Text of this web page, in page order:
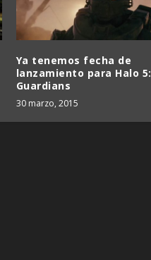
Ya tenemos fecha de
lanzamiento para Halo 5:
Guardians
30 marzo, 2015